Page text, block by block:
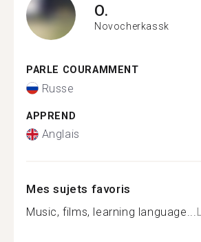
O.
Novocherkassk
PARLE COURAMMENT
Russe
APPREND
Anglais
Mes sujets favoris
Music, films, learning language...